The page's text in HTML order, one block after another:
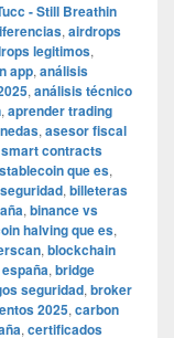
- Still Breathin
, airdrops
legitimos,
app, análisis
, análisis técnico
, aprender trading
, asesor fiscal
contracts
que es,
, billeteras
, binance vs
halving que es,
, blockchain
, bridge
seguridad, broker
2025, carbon
, certificados